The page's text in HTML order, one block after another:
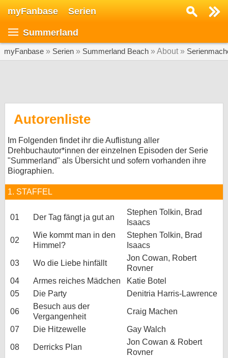
myFanbase Serien
Summerland
myFanbase » Serien » Summerland Beach » About »
Autorenliste
Im Folgenden findet ihr die Auflistung aller
Drehbuchautor*innen der einzelnen Episoden der Serie
"Summerland" als Übersicht und sofern vorhanden ihre
Biographien.
1. STAFFEL
01 Der Tag fängt ja gut an
Stephen Tolkin, Brad
Isaacs
02
Wie kommt man in den
Himmel?
Stephen Tolkin, Brad
Isaacs
03 Wo die Liebe hinfällt
Jon Cowan, Robert
Rovner
04
Armes reiches Mädchen
Katie Botel
05
Die Party Denitria Harris-Lawrence
06
Besuch aus der
Vergangenheit
Craig Machen
07 Die Hitzewelle Gay Walch
08 Derricks Plan
Jon Cowan & Robert
Rovner
SERIEN
KULTUR
Specials
Gewinnspiele
Forum
bei Facebook
Kontakt
Datenschutz